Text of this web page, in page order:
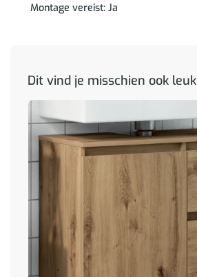
Montage vereist: Ja
Dit vind je misschien ook leuk